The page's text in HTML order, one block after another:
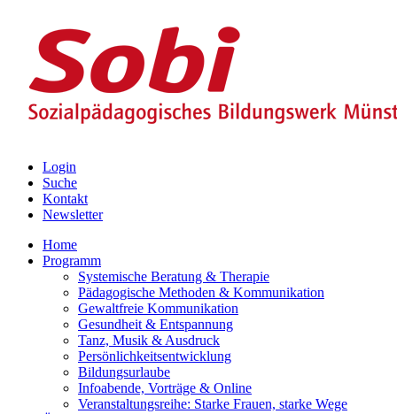
Login
Suche
Kontakt
Newsletter
Home
Programm
Systemische Beratung & Therapie
Pädagogische Methoden & Kommunikation
Gewaltfreie Kommunikation
Gesundheit & Entspannung
Tanz, Musik & Ausdruck
Persönlichkeitsentwicklung
Bildungsurlaube
Infoabende, Vorträge & Online
Veranstaltungsreihe: Starke Frauen, starke Wege